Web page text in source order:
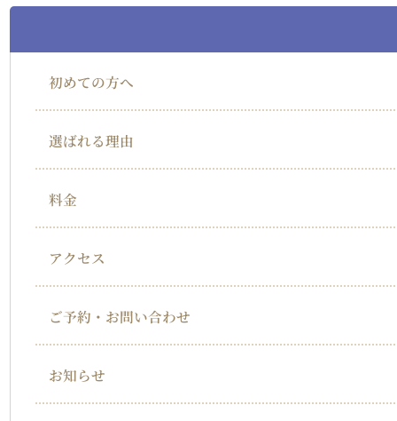
初めての方へ
選ばれる理由
料金
アクセス
ご予約・お問い合わせ
お知らせ